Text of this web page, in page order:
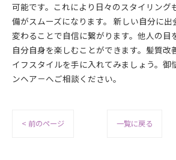
可能です。これにより日々のスタイリング
備がスムーズになります。 新しい自分に
変わることで自信に繋がります。他人の目
自分自身を楽しむことができます。髪質改
イフスタイルを手に入れてみましょう。御
ンヘア－へご相談ください。
< 前のページ 一覧に戻る